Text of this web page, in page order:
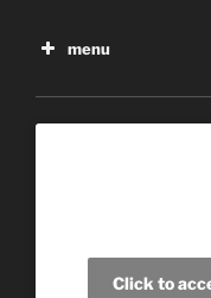
menu
Click to